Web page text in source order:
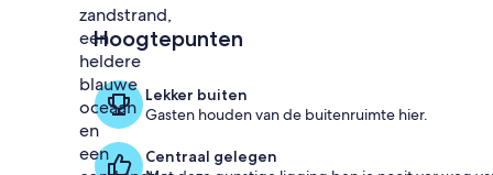
Hoogtepunten
Lekker buiten
Gasten houden van de buitenruimte hier.
Centraal gelegen